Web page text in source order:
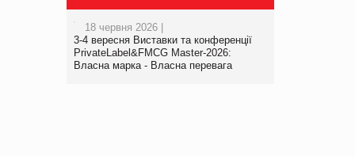
18 червня 2026 |
3-4 вересня Виставки та конференції
PrivateLabel&FMCG Master-2026:
Власна марка - Власна перевага